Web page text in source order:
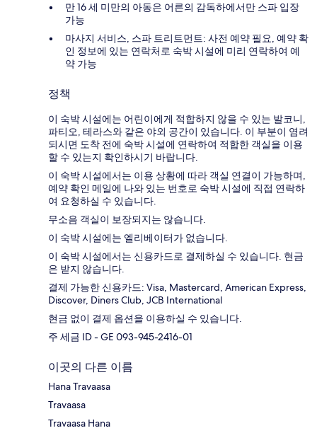
만 16 세 미만의 아동은 어른의 감독하에서만 스파 입장
가능
마사지 서비스, 스파 트리트먼트: 사전 예약 필요, 예약 확
인 정보에 있는 연락처로 숙박 시설에 미리 연락하여 예
약 가능
정책
이 숙박 시설에는 어린이에게 적합하지 않을 수 있는 발코니,
파티오, 테라스와 같은 야외 공간이 있습니다. 이 부분이 염려
되시면 도착 전에 숙박 시설에 연락하여 적합한 객실을 이용
할 수 있는지 확인하시기 바랍니다.
이 숙박 시설에서는 이용 상황에 따라 객실 연결이 가능하며,
예약 확인 메일에 나와 있는 번호로 숙박 시설에 직접 연락하
여 요청하실 수 있습니다.
무소음 객실이 보장되지는 않습니다.
이 숙박 시설에는 엘리베이터가 없습니다.
이 숙박 시설에서는 신용카드로 결제하실 수 있습니다. 현금
은 받지 않습니다.
결제 가능한 신용카드: Visa, Mastercard, American Express,
Discover, Diners Club, JCB International
현금 없이 결제 옵션을 이용하실 수 있습니다.
주 세금 ID - GE 093-945-2416-01
이곳의 다른 이름
Hana Travaasa
Travaasa
Travaasa Hana